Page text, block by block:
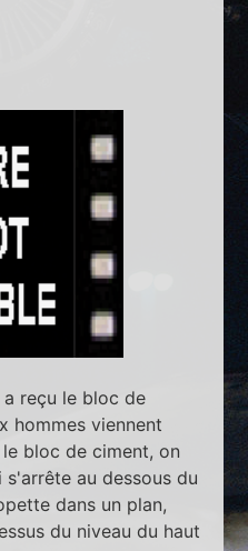
reçu le bloc de
hommes viennent
bloc de ciment, on
au dessous du
dans un plan,
du niveau du haut